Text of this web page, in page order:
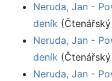
Neruda, Jan -
deník
Neruda, Jan -
deník
Neruda, Jan -